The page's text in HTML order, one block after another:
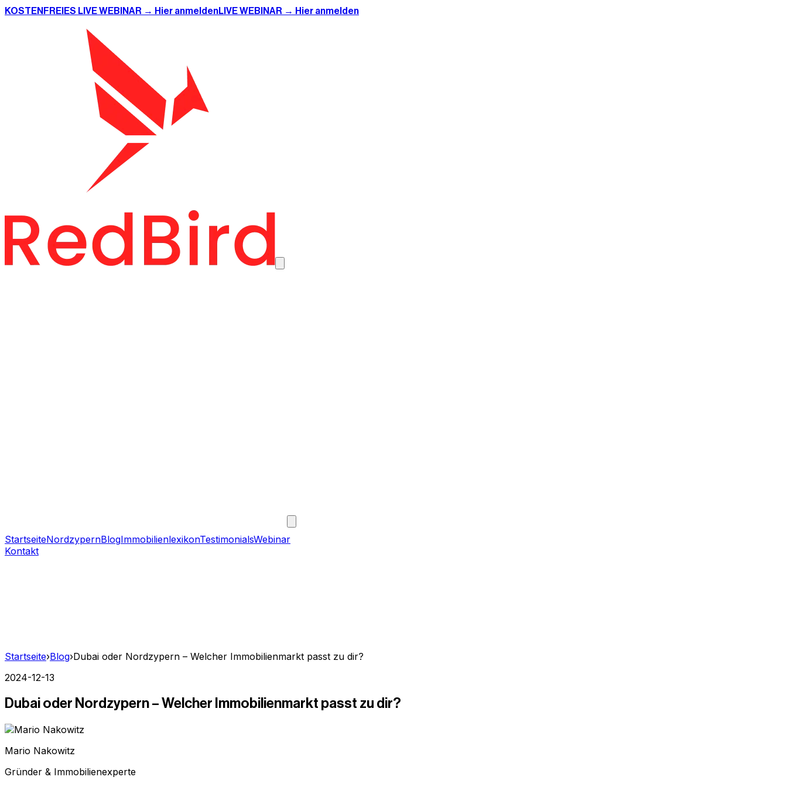
KOSTENFREIES LIVE WEBINAR → Hier anmeldenLIVE WEBINAR → Hier anmelden
StartseiteNordzypernBlogImmobilienlexikonTestimonialsWebinar
Kontakt
Startseite›Blog›Dubai oder Nordzypern – Welcher Immobilienmarkt passt zu dir?
2024-12-13
Dubai oder Nordzypern – Welcher Immobilienmarkt passt zu dir?
Mario Nakowitz
Gründer & Immobilienexperte